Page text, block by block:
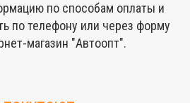
по способам оплаты и
по телефону или через форму
магазин "Автоопт".